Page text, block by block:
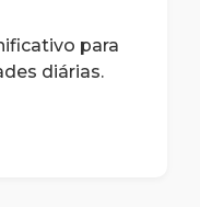
para
diárias.